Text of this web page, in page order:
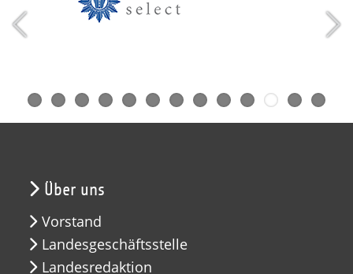
Über uns
Vorstand
Landesgeschäftsstelle
Landesredaktion